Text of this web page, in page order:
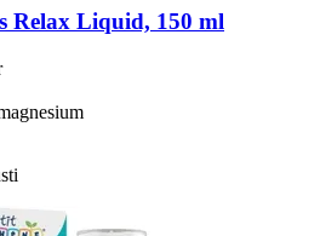
Relax Liquid, 150 ml